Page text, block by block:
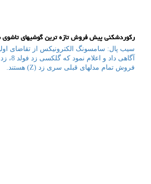
رکوردشکنی پیش فروش تازه ترین گوشیهای
سیب پال: سامسونگ الکترونیکس از تقاضای
فروش تمام مدلهای قبلی سری زد (Z) هستند.